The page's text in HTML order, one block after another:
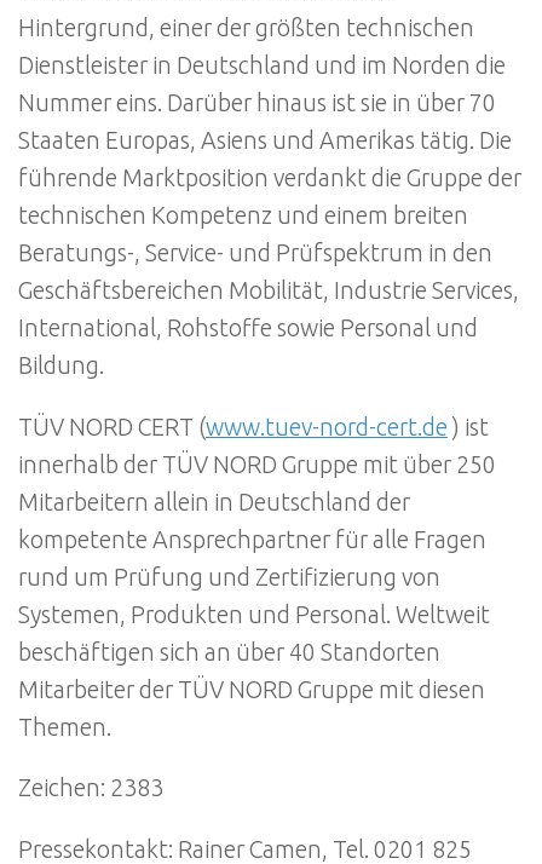
Hintergrund, einer der größten technischen
Dienstleister in Deutschland und im Norden die
Nummer eins. Darüber hinaus ist sie in über 70
Staaten Europas, Asiens und Amerikas tätig. Die
führende Marktposition verdankt die Gruppe der
technischen Kompetenz und einem breiten
Beratungs-, Service- und Prüfspektrum in den
Geschäftsbereichen Mobilität, Industrie Services,
International, Rohstoffe sowie Personal und
Bildung.
TÜV NORD CERT (www.tuev-nord-cert.de ) ist
innerhalb der TÜV NORD Gruppe mit über 250
Mitarbeitern allein in Deutschland der
kompetente Ansprechpartner für alle Fragen
rund um Prüfung und Zertifizierung von
Systemen, Produkten und Personal. Weltweit
beschäftigen sich an über 40 Standorten
Mitarbeiter der TÜV NORD Gruppe mit diesen
Themen.
Zeichen: 2383
Pressekontakt: Rainer Camen, Tel. 0201 825